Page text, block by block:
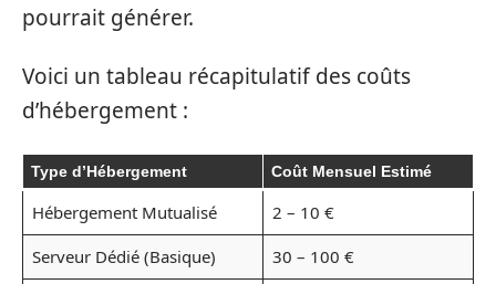
pourrait générer.
Voici un tableau récapitulatif des coûts
d’hébergement :
Type d’Hébergement Coût Mensuel Estimé
Hébergement Mutualisé
2 – 10 €
Serveur Dédié (Basique)
30 – 100 €